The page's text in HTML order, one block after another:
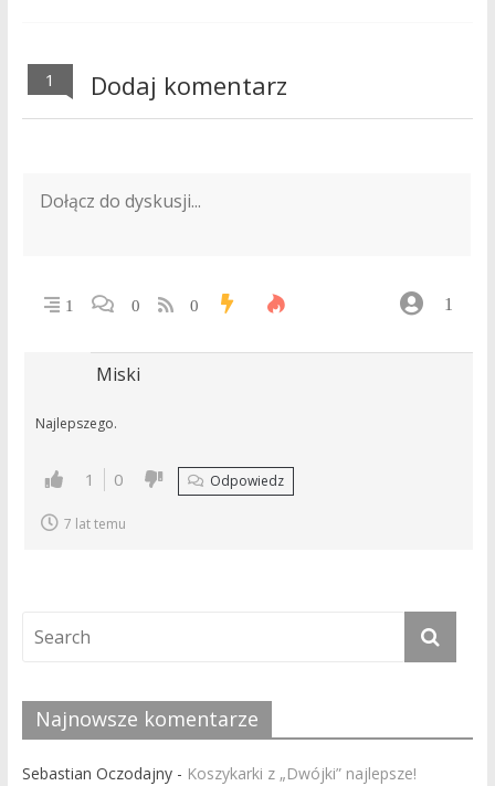
1 Dodaj komentarz
1 0 0 1
Miski
Najlepszego.
1 0 Odpowiedz
7 lat temu
Najnowsze komentarze
Sebastian Oczodajny- Koszykarki z „Dwójki” najlepsze!